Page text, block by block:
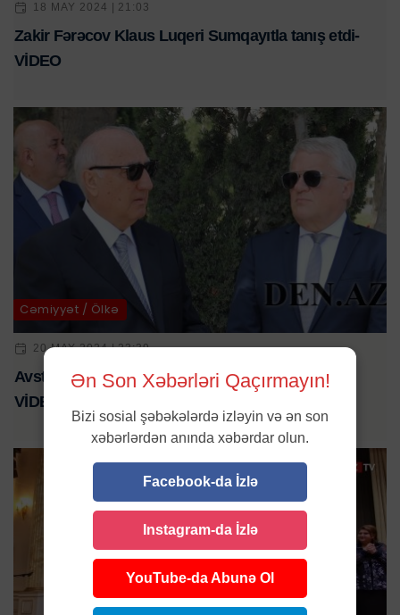
18 MAY 2024 | 21:03
Zakir Fərəcov Klaus Luqeri Sumqayıtla tanış etdi-
VİDEO
Cəmiyyət / Ölkə
20 MAY 2024 | 23:39
Avstriyalı merin Sumqayıtla bağlı təəssüratları-
VİDEO
Ən Son Xəbərləri Qaçırmayın!
Bizi sosial şəbəkələrdə izləyin və ən son
xəbərlərdən anında xəbərdar olun.
Facebook-da İzlə
Instagram-da İzlə
YouTube-da Abunə Ol